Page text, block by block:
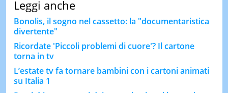
Leggi anche
Bonolis, il sogno nel cassetto: la "documentaristica
divertente"
Ricordate 'Piccoli problemi di cuore'? Il cartone
torna in tv
L’estate tv fa tornare bambini con i cartoni animati
su Italia 1